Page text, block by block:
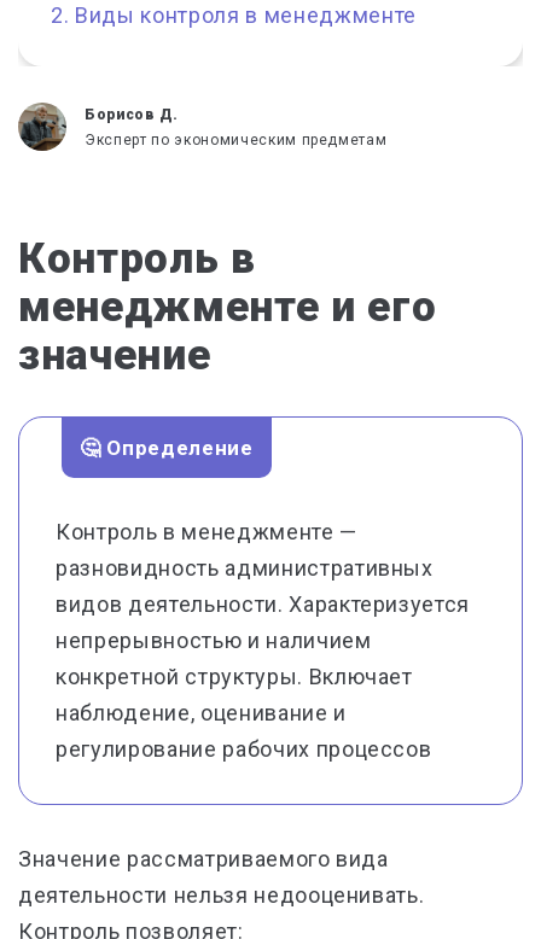
Виды контроля в менеджменте
Борисов Д.
Эксперт по экономическим предметам
Контроль в
менеджменте и его
значение
🤔 Определение
Контроль в менеджменте —
разновидность административных
видов деятельности. Характеризуется
непрерывностью и наличием
конкретной структуры. Включает
наблюдение, оценивание и
регулирование рабочих процессов
Значение рассматриваемого вида
деятельности нельзя недооценивать.
Контроль позволяет: